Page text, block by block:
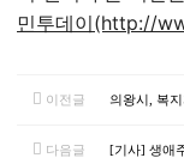
민투데이(http://
이전글 의왕시, 복
다음글
[기사] 생애